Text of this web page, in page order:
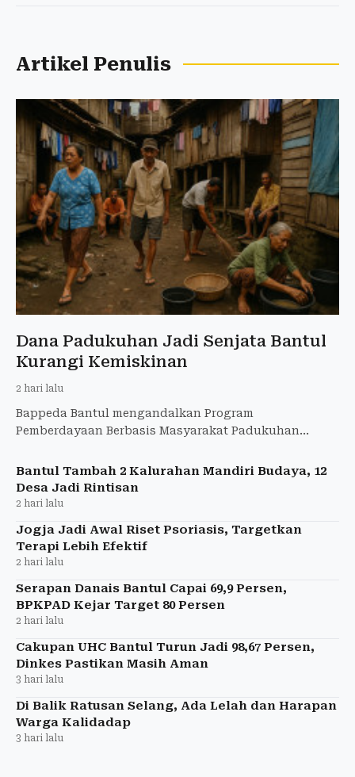
Artikel Penulis
Dana Padukuhan Jadi Senjata Bantul
Kurangi Kemiskinan
2 hari lalu
Bappeda Bantul mengandalkan Program
Pemberdayaan Berbasis Masyarakat Padukuhan
kemiskinan hingga tingkat padukuhan.
Bantul Tambah 2 Kalurahan Mandiri Budaya, 12
Desa Jadi Rintisan
2 hari lalu
Jogja Jadi Awal Riset Psoriasis, Targetkan
Terapi Lebih Efektif
2 hari lalu
Serapan Danais Bantul Capai 69,9 Persen,
BPKPAD Kejar Target 80 Persen
2 hari lalu
Cakupan UHC Bantul Turun Jadi 98,67 Persen,
Dinkes Pastikan Masih Aman
3 hari lalu
Di Balik Ratusan Selang, Ada Lelah dan Harapan
Warga Kalidadap
3 hari lalu